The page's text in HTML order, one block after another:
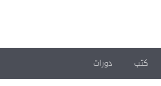
كتب دورات